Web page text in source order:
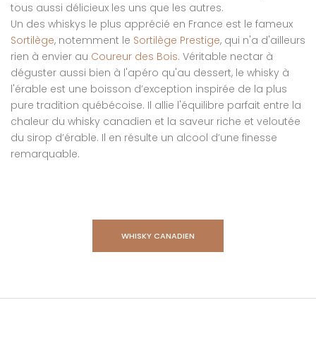
tous aussi délicieux les uns que les autres.
Un des whiskys le plus apprécié en France est le fameux
Sortilège, notemment le Sortilège Prestige, qui n'a d'ailleurs
rien à envier au Coureur des Bois. Véritable nectar à
déguster aussi bien à l'apéro qu'au dessert, le whisky à
l'érable est une boisson d’exception inspirée de la plus
pure tradition québécoise. Il allie l'équilibre parfait entre la
chaleur du whisky canadien et la saveur riche et veloutée
du sirop d’érable. Il en résulte un alcool d’une finesse
remarquable.
WHISKY CANADIEN